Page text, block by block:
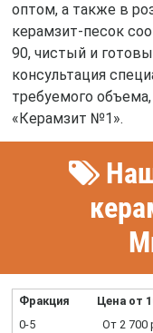
оптом, а также в
керамзит-песок
90, чистый и
консультация
требуемого
«Керамзит №1».
Фракция Цена от
0-5
От 2 700